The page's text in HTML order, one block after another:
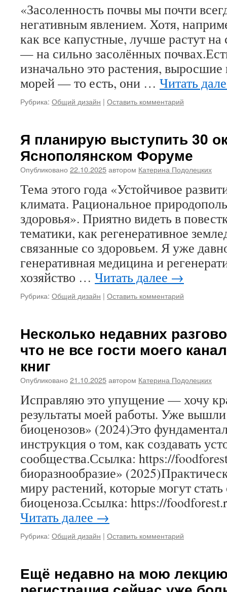
«Засоленность почвы мы почти
негативным явлением. Хотя,
как все капустные, лучше растут на
— на сильно засолённых
изначально это растения,
морей — то есть, они … Читать
Рубрика: Общий дизайн | Оставить комментарий
Я планирую выступить 30
Яснополянском Форуме
Опубликовано 22.10.2025автором Катерина Подолецких
Тема этого года «Устойчивое
климата. Рациональное
здоровья». Приятно видеть в
тематики, как регенеративное
связанные со здоровьем. Я уже
генеративная медицина и
хозяйство … Читать далее →
Рубрика: Общий дизайн | Оставить комментарий
Несколько недавних
что не все гости моего
книг
Опубликовано 21.10.2025автором Катерина Подолецких
Исправляю это упущение — хочу
результаты моей работы. Уже
биоценозов» (2024)Это
инструкция о том, как создавать
сообщества.Ссылка: https://
биоразнообразие»
миру растений, которые могут
биоценоза.Ссылка: https://
Читать далее →
Рубрика: Общий дизайн | Оставить комментарий
Ещё недавно на мою